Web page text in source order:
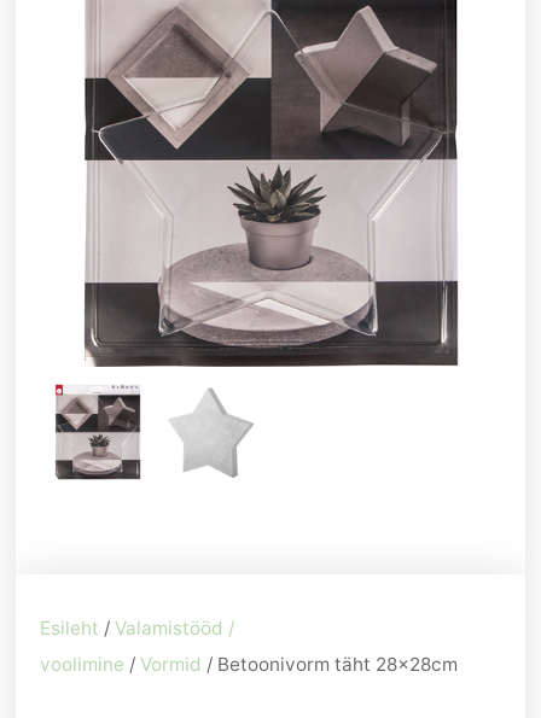
Esileht /Valamistööd /
voolimine /Vormid / Betoonivorm täht 28x28cm